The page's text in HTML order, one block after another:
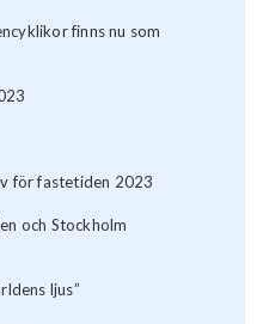
finns nu som
för fastetiden 2023
och Stockholm
ljus”